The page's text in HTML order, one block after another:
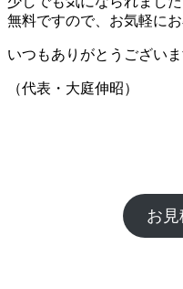
無料ですので、お気軽にお
いつもありがとうございま
（代表・大庭伸昭）
お見